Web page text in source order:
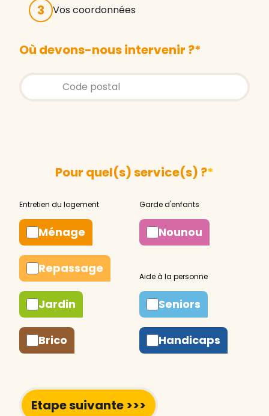
3 Vos coordonnées
Où devons-nous intervenir ?*
Store locator global - Autocompletion
Rechercher
Pour quel(s) service(s) ?*
Ménage
Repassage
Jardin
Brico
Nounou
Seniors
Handicaps